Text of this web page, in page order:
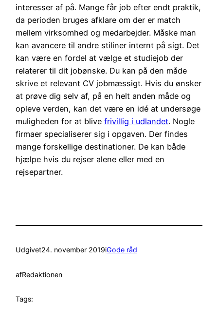
interesser af på. Mange får job efter endt praktik,
da perioden bruges afklare om der er match
mellem virksomhed og medarbejder. Måske man
kan avancere til andre stiliner internt på sigt. Det
kan være en fordel at vælge et studiejob der
relaterer til dit jobønske. Du kan på den måde
skrive et relevant CV jobmæssigt. Hvis du ønsker
at prøve dig selv af, på en helt anden måde og
opleve verden, kan det være en idé at undersøge
muligheden for at blive frivillig i udlandet. Nogle
firmaer specialiserer sig i opgaven. Der findes
mange forskellige destinationer. De kan både
hjælpe hvis du rejser alene eller med en
rejsepartner.
Udgivet24. november 2019iGode råd
afRedaktionen
Tags: